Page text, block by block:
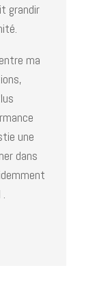
grandir
ma
une
dans